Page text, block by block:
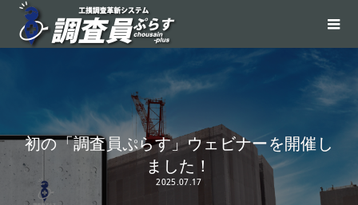
初の「調査員ぷらす」ウェビナーを開催し
ました！
2025.07.17